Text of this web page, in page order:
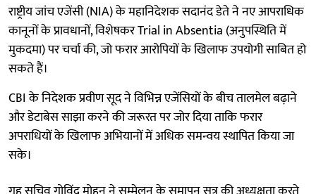
राष्ट्रीय जांच एजेंसी (NIA) के महानिदेशक सदानंद डेते ने नए आपराधिक
कानूनों के प्रावधानों, विशेषकर Trial in Absentia (अनुपस्थिति में
मुकदमा) पर चर्चा की, जो फरार आरोपियों के खिलाफ उपयोगी साबित हो
सकते हैं।
CBI के निदेशक प्रवीण सूद ने विभिन्न एजेंसियों के बीच तालमेल बढ़ाने
और डेटाबेस साझा करने की जरूरत पर जोर दिया ताकि फरार
अपराधियों के खिलाफ अभियानों में अधिक समन्वय स्थापित किया जा
सके।